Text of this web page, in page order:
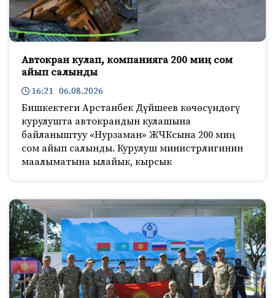
Автокран кулап, компанияга 200 миң сом
айып салынды
16:21 06.08.2026
Бишкектеги Арстанбек Дүйшеев көчөсүндөгү
курулушта автокрандын кулашына
байланыштуу «Нурзаман» ЖЧКсына 200 миң
сом айып салынды. Курулуш министрлигинин
маалыматына ылайык, кырсык